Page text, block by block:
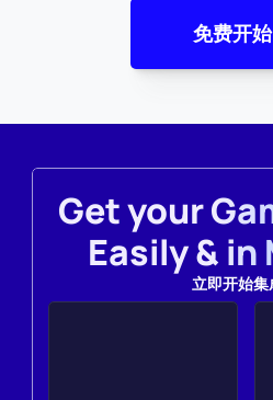
免费开始
Get your
Easily &
立即开始集